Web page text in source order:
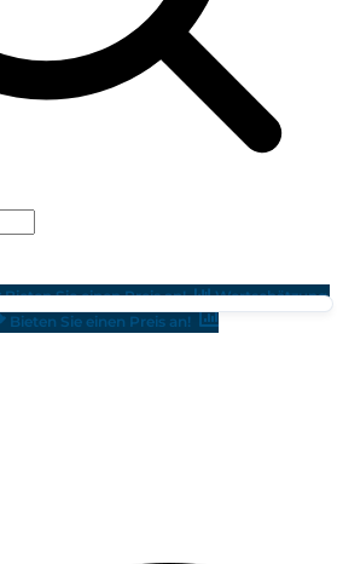
Bieten Sie einen Preis an!
Wertschätzung
Bieten Sie einen Preis an!